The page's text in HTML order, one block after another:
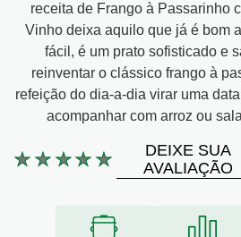
receita de Frango à Passarinho
Vinho deixa aquilo que já é bom
fácil, é um prato sofisticado e
reinventar o clássico frango à
refeição do dia-a-dia virar uma
acompanhar com arroz ou
Nenhuma
DEIXE SUA
AVALIAÇÃO